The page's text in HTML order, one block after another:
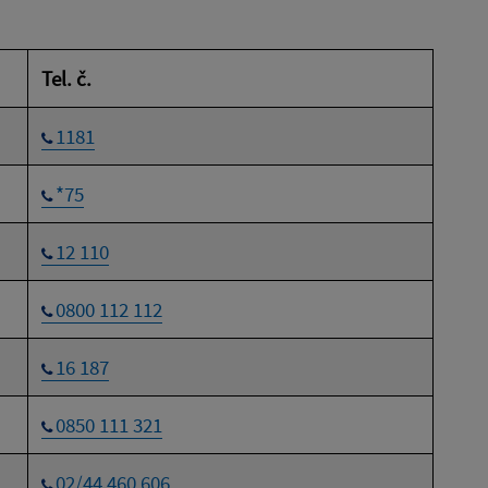
Tel. č.
1181
*75
12 110
0800 112 112
16 187
0850 111 321
02/44 460 606